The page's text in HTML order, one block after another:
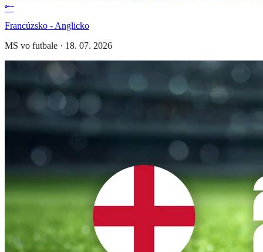
Francúzsko - Anglicko
MS vo futbale · 18. 07. 2026